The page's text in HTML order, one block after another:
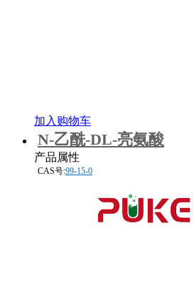
加入购物车
N-乙酰-DL-亮氨酸
产品属性
CAS号:99-15-0